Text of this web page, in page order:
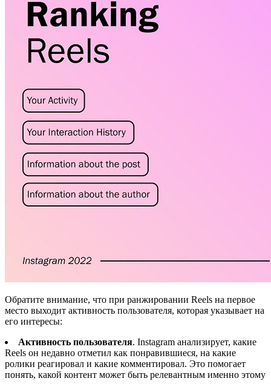
Обратите внимание, что при ранжировании Reels на первое
место выходит активность пользователя, которая указывает на
его интересы:
Активность пользователя. Instagram анализирует, какие
Reels он недавно отметил как понравившиеся, на какие
ролики реагировал и какие комментировал. Это помогает
понять, какой контент может быть релевантным именно этому